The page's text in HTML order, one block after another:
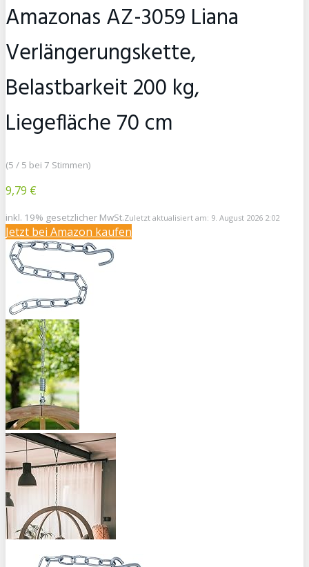
Amazonas AZ-3059 Liana
Verlängerungskette,
Belastbarkeit 200 kg,
Liegefläche 70 cm
(5 / 5 bei 7 Stimmen)
9,79 €
inkl. 19% gesetzlicher MwSt.Zuletzt aktualisiert am: 9. August 2026 2:02
Jetzt bei Amazon kaufen